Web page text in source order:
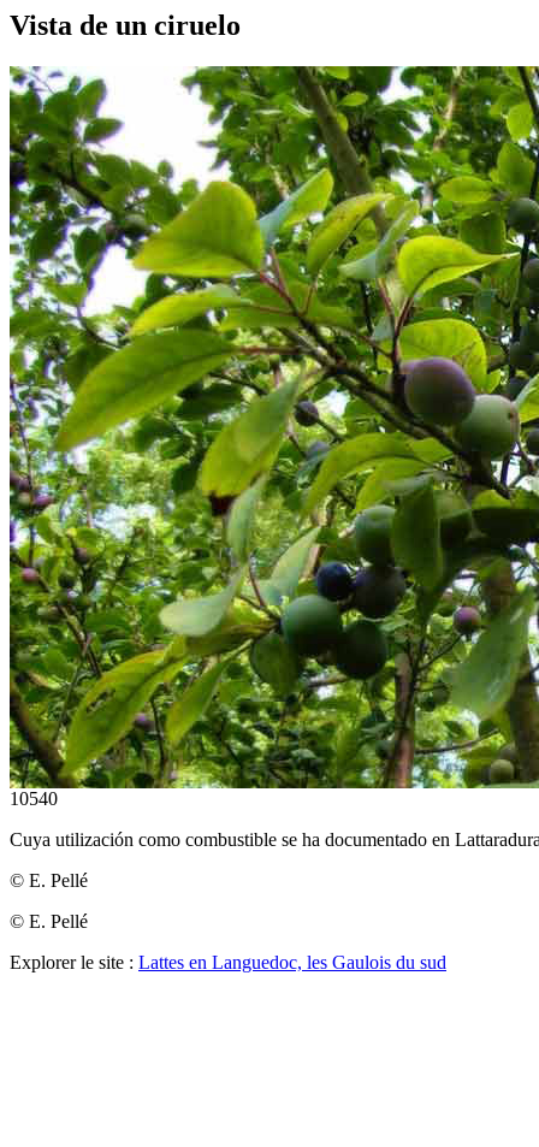
Vista de un ciruelo
10540
Cuya utilización como combustible se ha documentado en
© E. Pellé
© E. Pellé
Explorer le site : Lattes en Languedoc, les Gaulois du sud